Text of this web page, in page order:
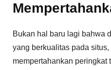
Bukan hal baru lagi bahwa
yang berkualitas pada
mempertahankan peringkat